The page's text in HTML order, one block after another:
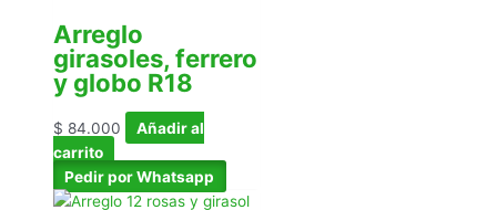
Arreglo
girasoles, ferrero
y globo R18
$ 84.000
Añadir al
carrito
Pedir por Whatsapp